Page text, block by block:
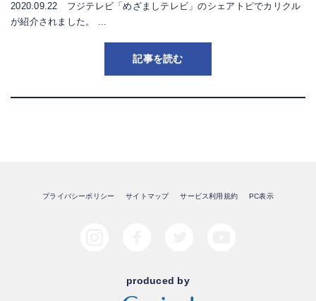
2020.09.22 フジテレビ「めざましテレビ」のシェアトピでカリクル
が紹介されました。 ...
記事を読む
プライバシーポリシー サイトマップ サービス利用規約 PC表示
produced by